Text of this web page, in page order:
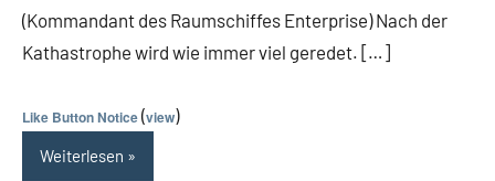
(Kommandant des Raumschiffes Enterprise) Nach der
Kathastrophe wird wie immer viel geredet. […]
Like Button Notice(view)
Weiterlesen